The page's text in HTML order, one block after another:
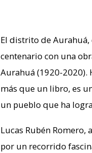
El distrito de Aurahuá,
centenario con una
Aurahuá (1920-
más que un libro, es
un pueblo que ha
Lucas Rubén
por un recorrido